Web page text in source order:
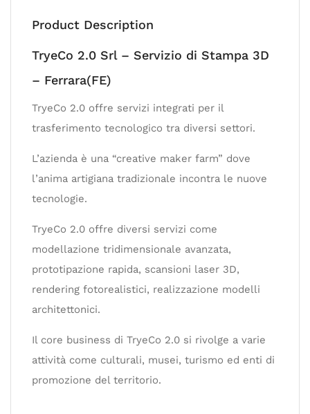
Product Description
TryeCo 2.0 Srl – Servizio di Stampa 3D
– Ferrara(FE)
TryeCo 2.0 offre servizi integrati per il
trasferimento tecnologico tra diversi settori.
L’azienda è una “creative maker farm” dove
l’anima artigiana tradizionale incontra le nuove
tecnologie.
TryeCo 2.0 offre diversi servizi come
modellazione tridimensionale avanzata,
prototipazione rapida, scansioni laser 3D,
rendering fotorealistici, realizzazione modelli
architettonici.
Il core business di TryeCo 2.0 si rivolge a varie
attività come culturali, musei, turismo ed enti di
promozione del territorio.